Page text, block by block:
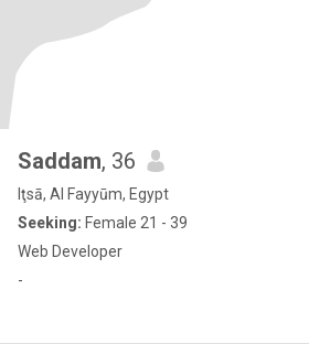
Saddam, 36
Iţsā, Al Fayyūm, Egypt
Seeking: Female 21 - 39
Web Developer
-